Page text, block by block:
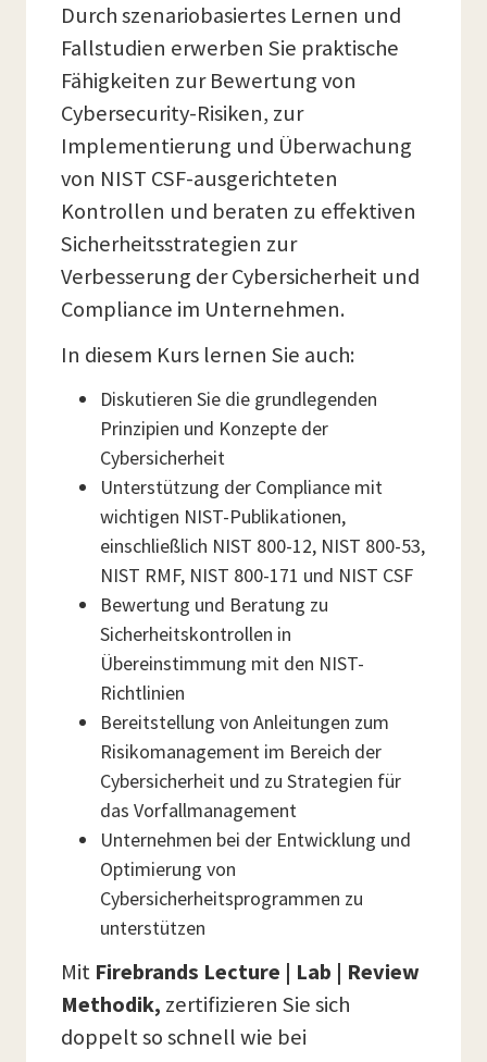
Durch szenariobasiertes Lernen und
Fallstudien erwerben Sie praktische
Fähigkeiten zur Bewertung von
Cybersecurity-Risiken, zur
Implementierung und Überwachung
von NIST CSF-ausgerichteten
Kontrollen und beraten zu effektiven
Sicherheitsstrategien zur
Verbesserung der Cybersicherheit und
Compliance im Unternehmen.
In diesem Kurs lernen Sie auch:
Diskutieren Sie die grundlegenden
Prinzipien und Konzepte der
Cybersicherheit
Unterstützung der Compliance mit
wichtigen NIST-Publikationen,
einschließlich NIST 800-12, NIST 800-53,
NIST RMF, NIST 800-171 und NIST CSF
Bewertung und Beratung zu
Sicherheitskontrollen in
Übereinstimmung mit den NIST-
Richtlinien
Bereitstellung von Anleitungen zum
Risikomanagement im Bereich der
Cybersicherheit und zu Strategien für
das Vorfallmanagement
Unternehmen bei der Entwicklung und
Optimierung von
Cybersicherheitsprogrammen zu
unterstützen
Mit Firebrands Lecture | Lab | Review
Methodik, zertifizieren Sie sich
doppelt so schnell wie bei